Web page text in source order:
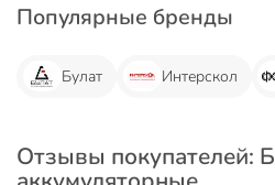
Популярные бренды
Булат Интерскол
Отзывы покупателей: